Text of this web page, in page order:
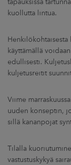
kuollutta lintua.
Henkilökohtaisesta
käyttämällä
edullisesti.
kuljetusreitit
Viime
uuden konseptin,
sillä kananpojat
Tilalla
vastustuskykyä